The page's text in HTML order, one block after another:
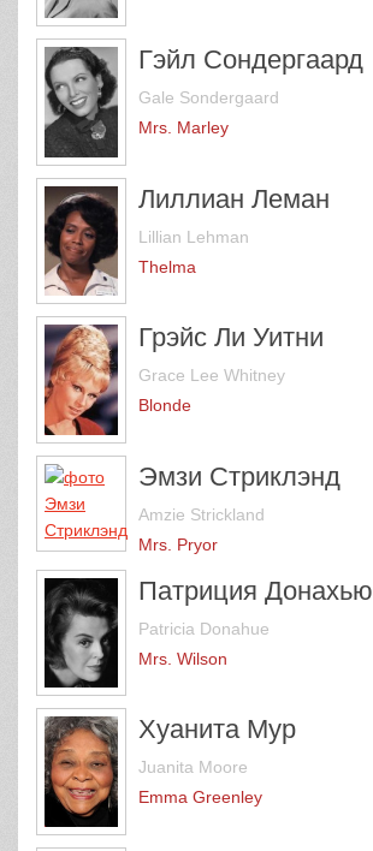
Гэйл Сондергаард
Gale Sondergaard
Mrs. Marley
Лиллиан Леман
Lillian Lehman
Thelma
Грэйс Ли Уитни
Grace Lee Whitney
Blonde
Эмзи Стриклэнд
Amzie Strickland
Mrs. Pryor
Патриция Донахью
Patricia Donahue
Mrs. Wilson
Хуанита Мур
Juanita Moore
Emma Greenley